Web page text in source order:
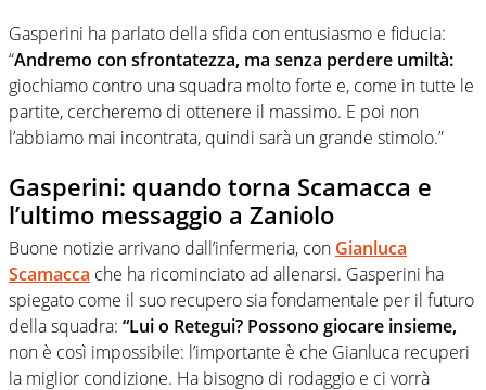
Gasperini ha parlato della sfida con entusiasmo e fiducia:
“Andremo con sfrontatezza, ma senza perdere umiltà:
giochiamo contro una squadra molto forte e, come in tutte le
partite, cercheremo di ottenere il massimo. E poi non
l’abbiamo mai incontrata, quindi sarà un grande stimolo.”
Gasperini: quando torna Scamacca e
l’ultimo messaggio a Zaniolo
Buone notizie arrivano dall’infermeria, con Gianluca
Scamacca che ha ricominciato ad allenarsi. Gasperini ha
spiegato come il suo recupero sia fondamentale per il futuro
della squadra: “Lui o Retegui? Possono giocare insieme,
non è così impossibile: l’importante è che Gianluca recuperi
la miglior condizione. Ha bisogno di rodaggio e ci vorrà